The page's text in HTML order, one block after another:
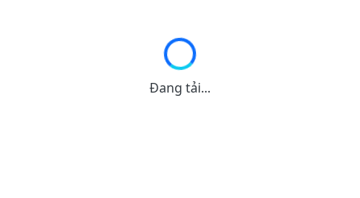
Đang tải...